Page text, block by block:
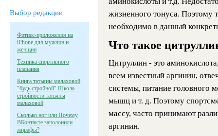
Выбор редакции
Фитнес-приложения на
iPhone для мужчин и
женщин
Техника спортивного
плавания
Книга татьяны малаховой
"будь стройной" Школа
стройности татьяны
малаховой
Сколько ног или Почему
ВКонтакте заполонили
жирафы?
жизненного тонуса. Поэтому
необходимо в данный
Что такое
Цитруллин - это
всем известный аргинин,
системы, питание головного
мышц и т. д. Поэтому
массу, часто принимают
аргинин.